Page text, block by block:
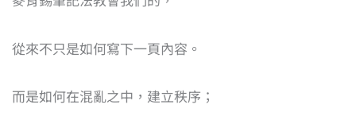
從來不只是如何寫下一頁內容。
而是如何在混亂之中，建立秩序；